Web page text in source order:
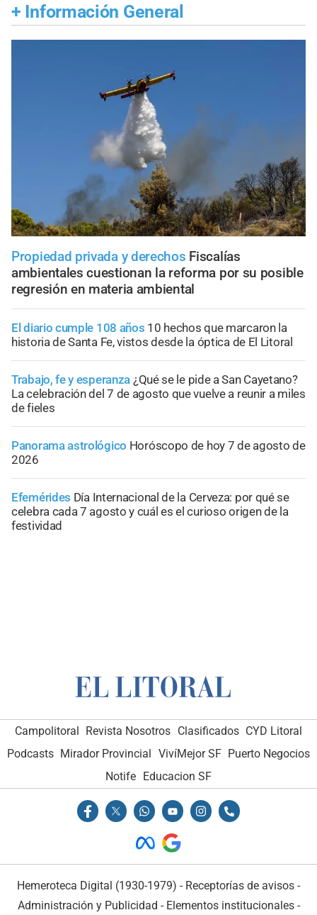
+ Información General
Propiedad privada y derechos Fiscalías
ambientales cuestionan la reforma por su posible
regresión en materia ambiental
El diario cumple 108 años 10 hechos que marcaron la
historia de Santa Fe, vistos desde la óptica de El Litoral
Trabajo, fe y esperanza ¿Qué se le pide a San Cayetano?
La celebración del 7 de agosto que vuelve a reunir a miles
de fieles
Panorama astrológico Horóscopo de hoy 7 de agosto de
2026
Efemérides Día Internacional de la Cerveza: por qué se
celebra cada 7 agosto y cuál es el curioso origen de la
festividad
Campolitoral Revista Nosotros Clasificados CYD Litoral
Podcasts Mirador Provincial VivíMejor SF Puerto Negocios
Notife
Educacion SF
Hemeroteca Digital (1930-1979) - Receptorías de avisos -
Administración y Publicidad - Elementos institucionales-